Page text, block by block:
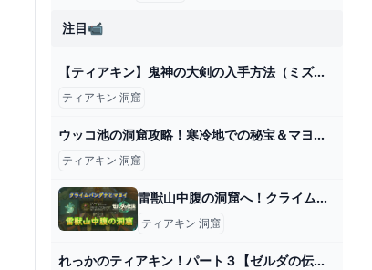
注目📹
【ティアキン】鬼神の大剣の入手方法（ミズーダ湖の洞窟奥の扉を開ける方法）【ゼルダの伝説ティアーズオブザキングダム】
ティアキン 洞窟
ウッコ池の洞窟攻略！寒冷地での秘宝＆マヨイ発見法【ティアキン】 - YouTube
ティアキン 洞窟
雷獣山中腹の洞窟へ！クライムバンダナの入手場所とマヨイ【ティアキン】 とあるゲームブログの軌跡
ティアキン 洞窟
れっかのティアキン！パート３【ゼルダの伝説ティアーズオブザキングダム】 - YouTube